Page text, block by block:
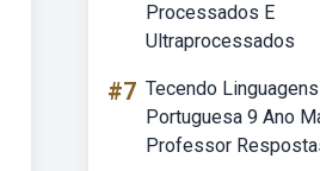
Processados E
Ultraprocessados
#7 Tecendo
Portuguesa 9 Ano
Professor